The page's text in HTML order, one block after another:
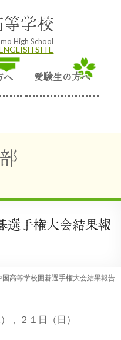
学校
High School
SITE
へ 受験生の方へ
選手権大会結果報
国高等学校囲碁選手権大会結果報告
，２１日（日）